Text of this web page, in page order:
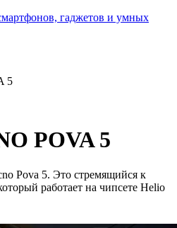
гаджетов и умных
5
POVA 5
Pova 5. Это стремящийся к
работает на чипсете Helio